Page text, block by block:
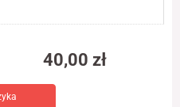
40,00 zł
najlepiej podczas
na nią. Jeśli
odrzucisz te pliki
cookie, niektóre